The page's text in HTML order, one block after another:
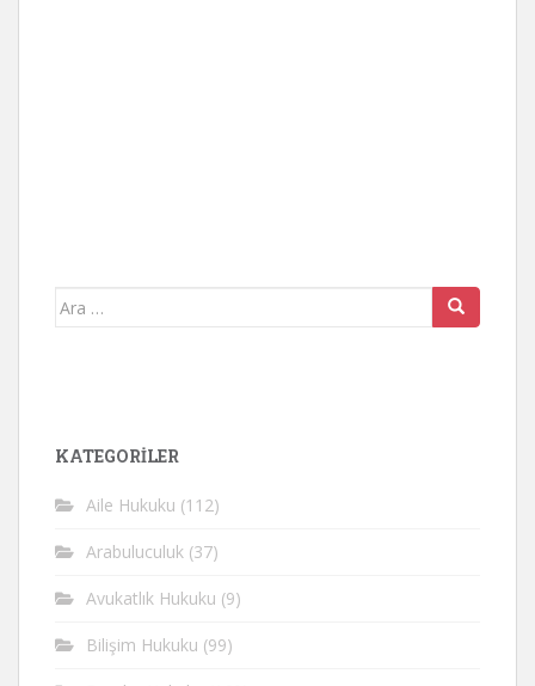
Arama
KATEGORİLER
Aile Hukuku (112)
Arabuluculuk (37)
Avukatlık Hukuku (9)
Bilişim Hukuku (99)